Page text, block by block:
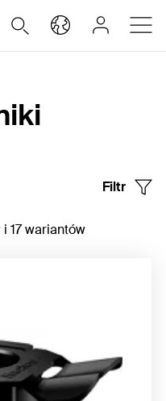
Filtr
17 wariantów